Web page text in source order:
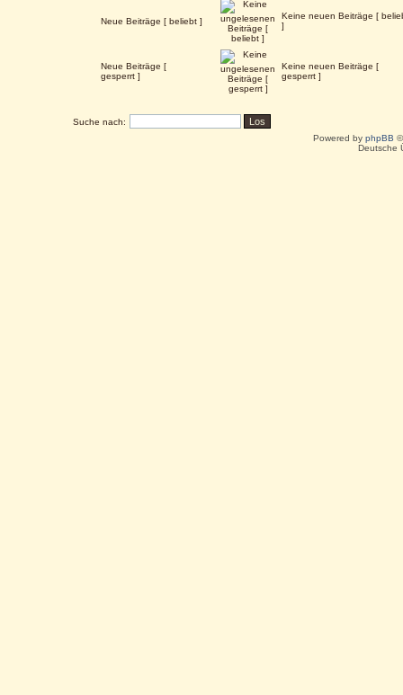
Neue Beiträge [ beliebt ]
Keine neuen Beiträge [
]
Neue Beiträge [
gesperrt ]
Keine neuen Beiträge [
gesperrt ]
Suche nach:
Powered by phpBB
Deutsche